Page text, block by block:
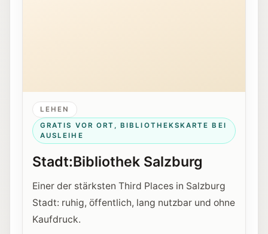
LEHEN
GRATIS VOR ORT, BIBLIOTHEKSKARTE BEI
AUSLEIHE
Stadt:Bibliothek Salzburg
Einer der stärksten Third Places in Salzburg
Stadt: ruhig, öffentlich, lang nutzbar und ohne
Kaufdruck.